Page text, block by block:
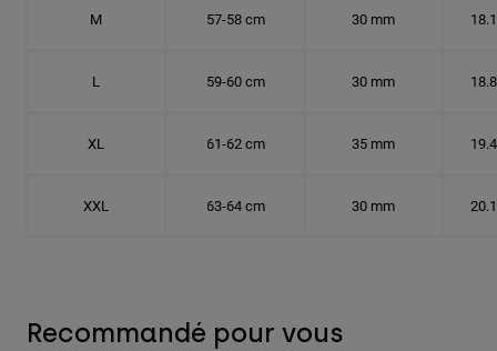
M 57-58 cm 30 mm
L 59-60 cm 30 mm
XL 61-62 cm 35 mm
XXL 63-64 cm 30 mm
Recommandé pour vous